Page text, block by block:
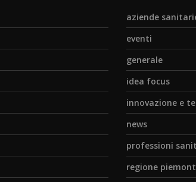
aziende
eventi
generale
idea focus
innovazione e
news
professioni
regione